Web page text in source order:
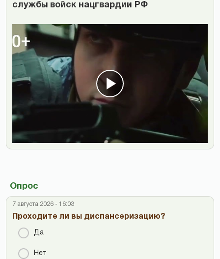
службы войск нацгвардии РФ
Опрос
7 августа 2026 - 16:03
Проходите ли вы диспансеризацию?
Да
Нет